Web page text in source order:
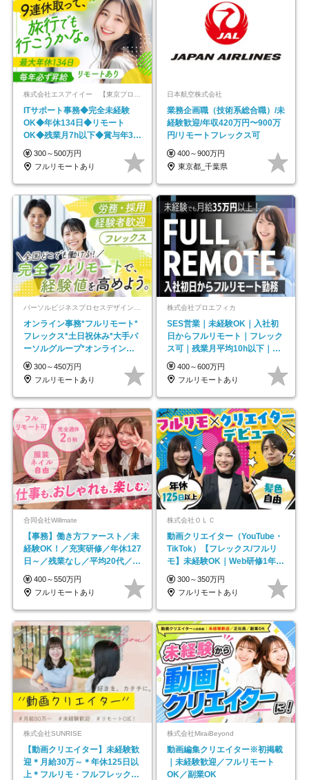
株式会社エスアイイー 【東京プロマーケット上場】
ITサポート事務◆完全未経験
OK◆年休134日◆リモート
OK◆残業月7h以下◆賞与年3回
◆5年目まで必ず昇給
300～500万円
フルリモートあり
日本航空株式会社
業務企画職（技術系総合職）/未
経験歓迎/年収420万円〜900万
円/リモートフレックス可
400～900万円
東京都_千葉県
オンライン事務*フルリモート*
フレックス*土日祝休み*大手パ
ーソルグループ*オンライン面
接*30～40代活躍中
300～450万円
フルリモートあり
株式会社プロエフィカ
SES営業｜未経験OK｜入社初
日からフルリモート｜フレック
ス可｜残業月平均10h以下｜事
業立ち上げメンバー
400～600万円
フルリモートあり
合同会社Willmate
【事務】働き方ファースト／未
経験OK！／充実研修／年休127
日～／残業なし／平均20代／リ
モートOK
400～550万円
フルリモートあり
株式会社ＯＬＣ
動画クリエイター（YouTube・
TikTok）【フレックス/フルリ
モ】未経験OK｜Web研修1年間
｜副業OK
300～350万円
フルリモートあり
株式会社SUNRISE
【動画クリエイター】未経験歓
迎＊月給30万～＊年休125日以
上＊フルリモ・フルフレックス
株式会社MiraiBeyond
動画編集クリエイター※初掲載
｜未経験歓迎／フルリモート
OK／副業OK